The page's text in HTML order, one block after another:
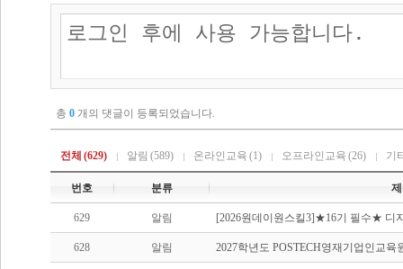
총 0 개의 댓글이 등록되었습니다.
전체 (629) 알림 (589) 온라인교육 (1) 오프라인교육 (26) 기
번호 분류
629 알림 [2026원데이원스킬3]★16기 필수★ 디
628 알림 2027학년도 POSTECH영재기업인교육